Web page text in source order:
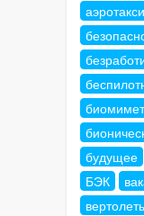
аэротакси
будущее
БЭК